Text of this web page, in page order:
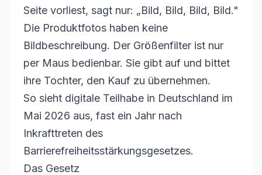
Seite vorliest, sagt nur: „Bild, Bild, Bild, Bild."
Die Produktfotos haben keine
Bildbeschreibung. Der Größenfilter ist nur
per Maus bedienbar. Sie gibt auf und bittet
ihre Tochter, den Kauf zu übernehmen.
So sieht digitale Teilhabe in Deutschland im
Mai 2026 aus, fast ein Jahr nach
Inkrafttreten des
Barrierefreiheitsstärkungsgesetzes.
Das Gesetz